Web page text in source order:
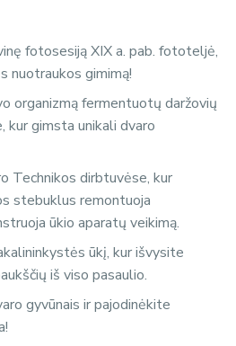
fotosesiją XIX a. pab. fototeljė,
nuotraukos gimimą!
organizmą fermentuotų daržovių
kur gimsta unikali dvaro
Technikos dirbtuvėse, kur
stebuklus remontuoja
ūkio aparatų veikimą.
ūkį, kur išvysite
iš viso pasaulio.
gyvūnais ir pajodinėkite